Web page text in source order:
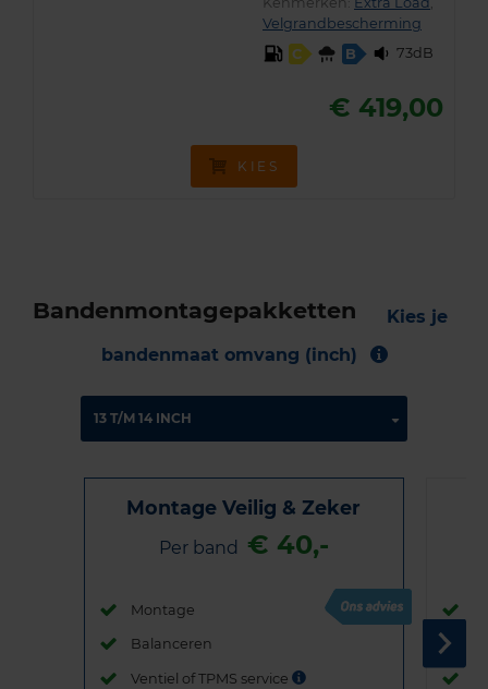
Velgrandbescherming
C
B 73dB
€ 419,00
KIES
Bandenmontagepakketten
Kies je
bandenmaat omvang (inch)
Montage Veilig & Zeker
Per band € 40,-
Montage
Balanceren
Ventiel of TPMS service